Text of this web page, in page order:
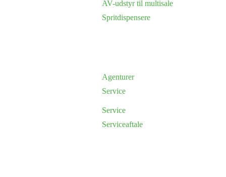
AV-udstyr til multisale
Spritdispensere
Agenturer
Service
Service
Serviceaftale